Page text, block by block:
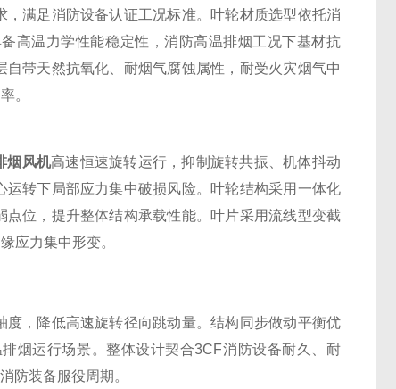
满足消防设备认证工况标准。叶轮材质选型依托消
高温力学性能稳定性，消防高温排烟工况下基材抗
带天然抗氧化、耐烟气腐蚀属性，耐受火灾烟气中
。
烟风机高速恒速旋转运行，抑制旋转共振、机体抖动
转下局部应力集中破损风险。叶轮结构采用一体化
位，提升整体结构承载性能。叶片采用流线型变截
应力集中形变。
，降低高速旋转径向跳动量。结构同步做动平衡优
烟运行场景。整体设计契合3CF消防设备耐久、耐
防装备服役周期。